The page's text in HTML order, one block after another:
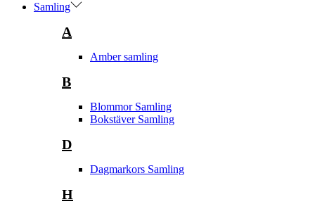
Samling
A
Amber samling
B
Blommor Samling
Bokstäver Samling
D
Dagmarkors Samling
H